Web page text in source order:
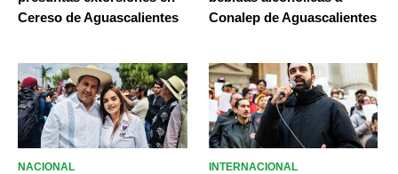
Cereso de Aguascalientes
Conalep de Aguascalientes
NACIONAL INTERNACIONAL